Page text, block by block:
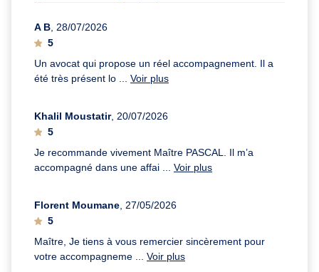
A B, 28/07/2026
5
Un avocat qui propose un réel accompagnement. Il a
été très présent lo ... Voir plus
Khalil Moustatir, 20/07/2026
5
Je recommande vivement Maître PASCAL. Il m’a
accompagné dans une affai ... Voir plus
Florent Moumane, 27/05/2026
5
Maître, Je tiens à vous remercier sincèrement pour
votre accompagneme ... Voir plus